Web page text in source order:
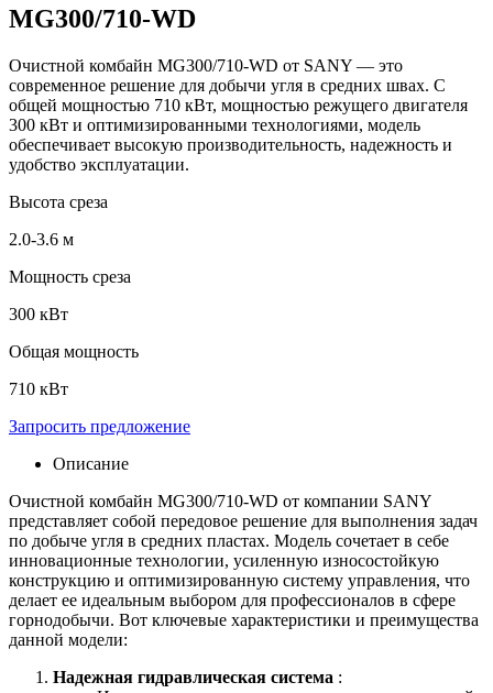
MG300/710-WD
Очистной комбайн MG300/710-WD от SANY — это
современное решение для добычи угля в средних швах. С
общей мощностью 710 кВт, мощностью режущего двигателя
300 кВт и оптимизированными технологиями, модель
обеспечивает высокую производительность, надежность и
удобство эксплуатации.
Высота среза
2.0-3.6 м
Мощность среза
300 кВт
Общая мощность
710 кВт
Запросить предложение
Описание
Очистной комбайн MG300/710-WD от компании SANY
представляет собой передовое решение для выполнения задач
по добыче угля в средних пластах. Модель сочетает в себе
инновационные технологии, усиленную износостойкую
конструкцию и оптимизированную систему управления, что
делает ее идеальным выбором для профессионалов в сфере
горнодобычи. Вот ключевые характеристики и преимущества
данной модели:
Надежная гидравлическая система :